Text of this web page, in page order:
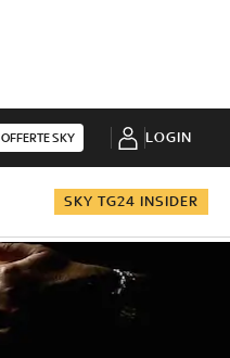
OFFERTE SKY LOGIN
SKY TG24 INSIDER